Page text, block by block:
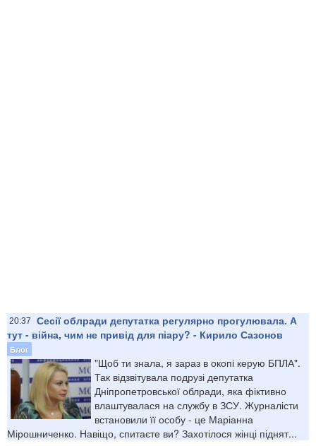
20:37
Сесії облради депутатка регулярно прогулювала. А
тут - війна, чим не привід для піару? - Кирило Сазонов
Блог
"Щоб ти знала, я зараз в окопі керую БПЛА".
Так відзвітувала подрузі депутатка
Дніпропетровської облради, яка фіктивно
влаштувалася на службу в ЗСУ. Журналісти
встановили її особу - це Маріанна
Мірошниченко. Навіщо, спитаєте ви? Захотілося жінці піднят...